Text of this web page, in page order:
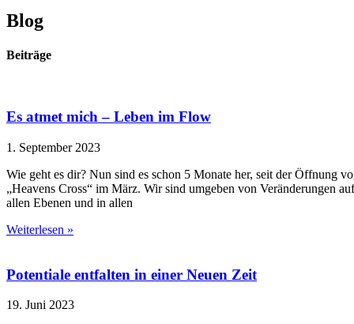
Blog
Beiträge
Es atmet mich – Leben im Flow
1. September 2023
Wie geht es dir? Nun sind es schon 5 Monate her, seit der Öffnung
„Heavens Cross“ im März. Wir sind umgeben von Veränderungen auf
allen Ebenen und in allen
Weiterlesen »
Potentiale entfalten in einer Neuen Zeit
19. Juni 2023